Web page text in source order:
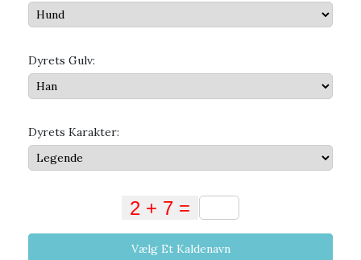
Dyrets Gulv:
Dyrets Karakter:
Vælg Et Kaldenavn